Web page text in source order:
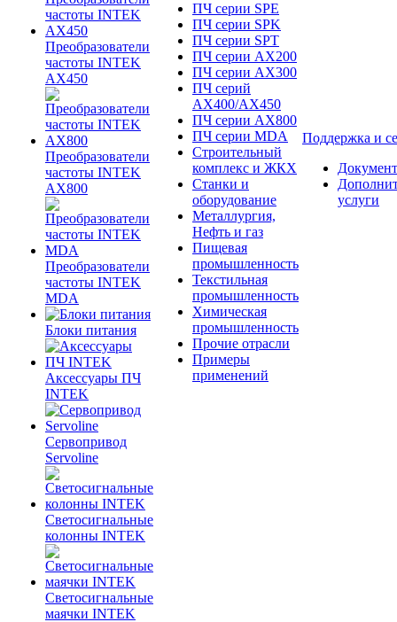
Преобразователи
частоты INTEK
AX450
Преобразователи
частоты INTEK
AX800
Преобразователи
частоты INTEK
MDA
Блоки питания
Аксессуары ПЧ
INTEK
Сервопривод
Servoline
Светосигнальные
колонны INTEK
Светосигнальные
маячки INTEK
ПЧ серии SPE
ПЧ серии SPK
ПЧ серии SPT
ПЧ серии AX200
ПЧ серии AX300
ПЧ серий
AX400/AX450
ПЧ серии AX800
ПЧ серии MDA
Строительный
комплекс и ЖКХ
Станки и
оборудование
Металлургия,
Нефть и газ
Пищевая
промышленность
Текстильная
промышленность
Химическая
промышленность
Прочие отрасли
Примеры
применений
Поддержка и
услуги